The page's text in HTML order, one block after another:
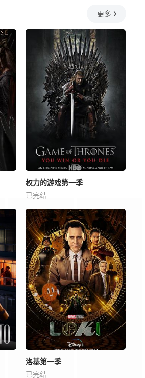
更多
权力的游戏第一季
已完结
洛基第一季
已完结